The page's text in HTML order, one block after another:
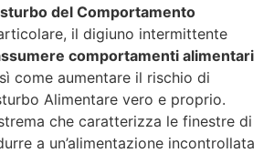
del Comportamento
il digiuno intermittente
comportamenti alimentari
come aumentare il rischio di
Alimentare vero e proprio.
che caratterizza le finestre di
a un’alimentazione incontrollata